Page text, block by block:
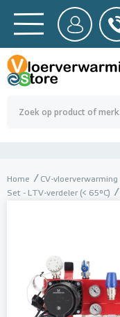
BTW
0,00
Home CV-vloerverwarming
Set - LTV-verdeler (< 65°C)